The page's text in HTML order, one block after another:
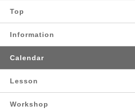
Top
Information
Calendar
Lesson
Workshop